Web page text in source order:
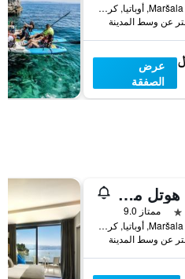
Maršala Tita 109, أوباتيا, كرواتيا
عرض
الصفقة
بوتيك هوتل مالي راج
ممتاز 9.0
Maršala Tita 191, أوباتيا, كرواتيا